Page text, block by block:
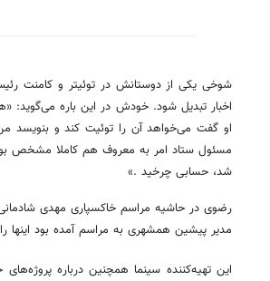
شوخی یکی از دوستانش در توئیتر و کامنت
اخبار تبدیل شود. خودش در این باره
او گفت می‌خواهد آن را توئیت کند و
مسئول ستاد امر به معروف هم کاملا مشخص
شد، حسابی چرخید .»
رضوی در حاشیه مراسم خاکسپاری مهدی شادمانی
مدیر پیشین همشهری به مراسم آمده بود اینها
این تهیه‌کننده سینما همچنین درباره